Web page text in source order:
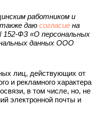
работником и
даю согласие на
152-ФЗ «О персональных
данных ООО
лиц, действующих от
и рекламного характера
в том числе, но, не
электронной почты и